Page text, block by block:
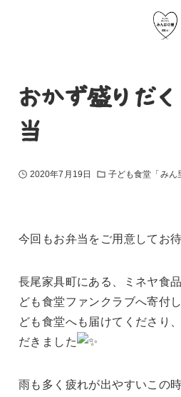
おかず盛りだ
当
2020年7月19日 子ども食堂「みん
今回もお弁当をご用意してお
長尾家具町にある、ミネヤ食品
ども食堂ファンクラブへ寄付
ども食堂へも届けてくださり、
だきました
雨も多く疲れが出やすいこの時